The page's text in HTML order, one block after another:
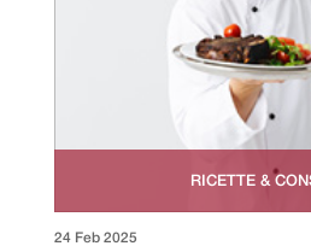
RICETTE &
24 Feb 2025